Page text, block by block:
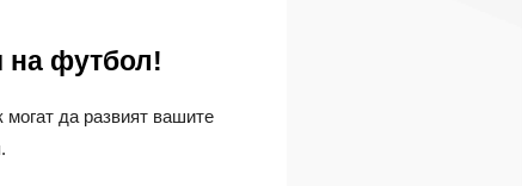
на футбол!
могат да развият вашите